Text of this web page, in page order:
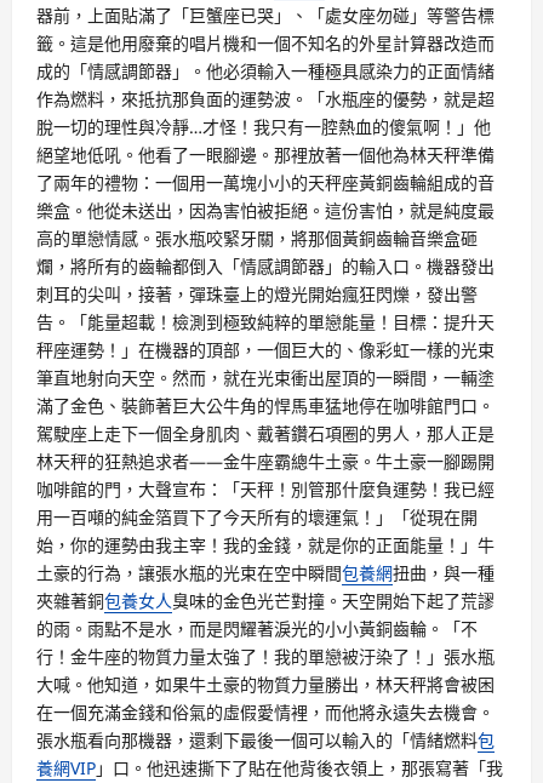
器前，上面貼滿了「巨蟹座已哭」、「處女座勿碰」等警告標
籤。這是他用廢棄的唱片機和一個不知名的外星計算器改造而
成的「情感調節器」。他必須輸入一種極具感染力的正面情緒
作為燃料，來抵抗那負面的運勢波。「水瓶座的優勢，就是超
脫一切的理性與冷靜…才怪！我只有一腔熱血的傻氣啊！」他
絕望地低吼。他看了一眼腳邊。那裡放著一個他為林天秤準備
了兩年的禮物：一個用一萬塊小小的天秤座黃銅齒輪組成的音
樂盒。他從未送出，因為害怕被拒絕。這份害怕，就是純度最
高的單戀情感。張水瓶咬緊牙關，將那個黃銅齒輪音樂盒砸
爛，將所有的齒輪都倒入「情感調節器」的輸入口。機器發出
刺耳的尖叫，接著，彈珠臺上的燈光開始瘋狂閃爍，發出警
告。「能量超載！檢測到極致純粹的單戀能量！目標：提升天
秤座運勢！」在機器的頂部，一個巨大的、像彩虹一樣的光束
筆直地射向天空。然而，就在光束衝出屋頂的一瞬間，一輛塗
滿了金色、裝飾著巨大公牛角的悍馬車猛地停在咖啡館門口。
駕駛座上走下一個全身肌肉、戴著鑽石項圈的男人，那人正是
林天秤的狂熱追求者——金牛座霸總牛土豪。牛土豪一腳踢開
咖啡館的門，大聲宣布：「天秤！別管那什麼負運勢！我已經
用一百噸的純金箔買下了今天所有的壞運氣！」「從現在開
始，你的運勢由我主宰！我的金錢，就是你的正面能量！」牛
土豪的行為，讓張水瓶的光束在空中瞬間包養網扭曲，與一種
夾雜著銅包養女人臭味的金色光芒對撞。天空開始下起了荒謬
的雨。雨點不是水，而是閃耀著淚光的小小黃銅齒輪。「不
行！金牛座的物質力量太強了！我的單戀被汙染了！」張水瓶
大喊。他知道，如果牛土豪的物質力量勝出，林天秤將會被困
在一個充滿金錢和俗氣的虛假愛情裡，而他將永遠失去機會。
張水瓶看向那機器，還剩下最後一個可以輸入的「情緒燃料包
養網VIP」口。他迅速撕下了貼在他背後衣領上，那張寫著「我